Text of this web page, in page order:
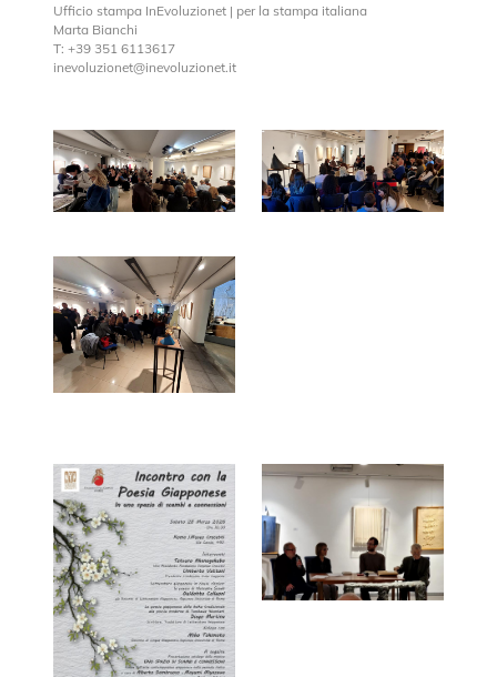
Ufficio stampa InEvoluzionet | per la stampa italiana
Marta Bianchi
T: +39 351 6113617
inevoluzionet@inevoluzionet.it